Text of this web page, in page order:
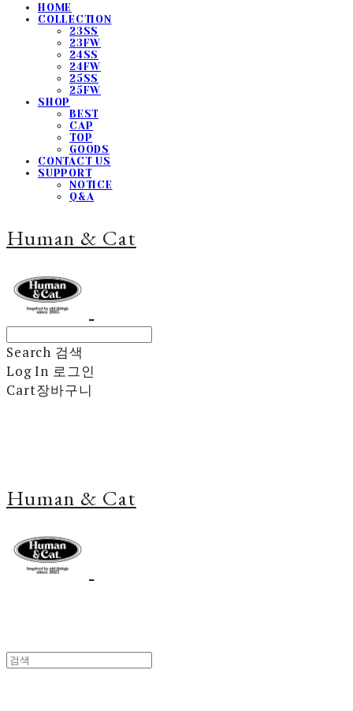
HOME
COLLECTION
23SS
23FW
24SS
24FW
25SS
25FW
SHOP
BEST
CAP
TOP
GOODS
CONTACT US
SUPPORT
NOTICE
Q&A
Human & Cat
Search 검색
Log In 로그인
Cart장바구니
Human & Cat